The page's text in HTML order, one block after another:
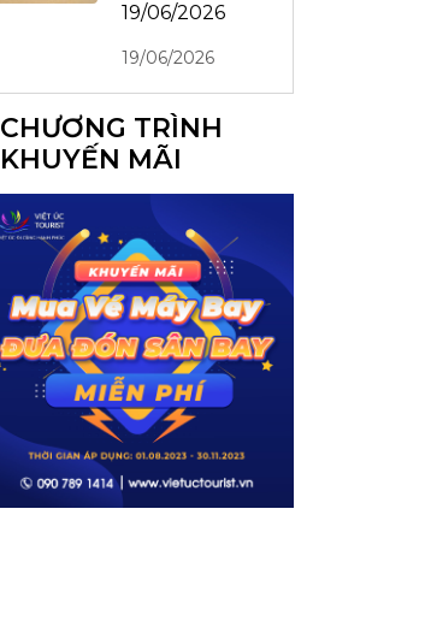
19/06/2026
19/06/2026
CHƯƠNG TRÌNH
KHUYẾN MÃI